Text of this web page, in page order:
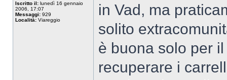
Iscritto il: lunedì 16 gennaio
2006, 17:07
Messaggi: 929
Località: Viareggio
in Vad, ma
solito
è buona solo per
recuperare i